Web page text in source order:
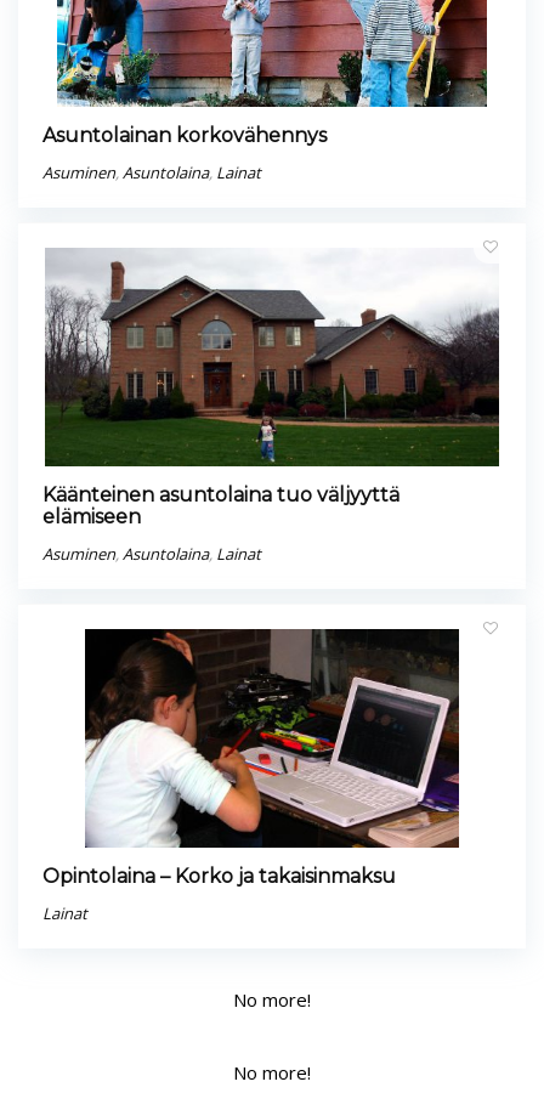
Asuntolainan korkovähennys
Asuminen,Asuntolaina, Lainat
Käänteinen asuntolaina tuo väljyyttä
elämiseen
Asuminen,Asuntolaina, Lainat
Opintolaina – Korko ja takaisinmaksu
Lainat
No more!
No more!